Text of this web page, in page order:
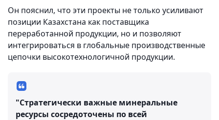
Он пояснил, что эти проекты не только усиливают
позиции Казахстана как поставщика
переработанной продукции, но и позволяют
интегрироваться в глобальные производственные
цепочки высокотехнологичной продукции.
"Стратегически важные минеральные
ресурсы сосредоточены по всей